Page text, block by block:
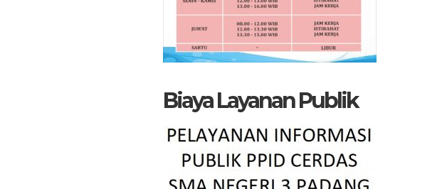
Biaya Layanan Publik